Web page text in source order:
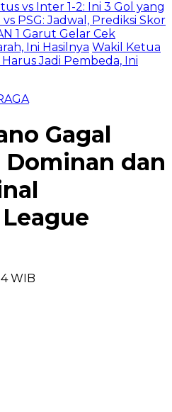
vs Inter 1-2: Ini 3 Gol yang
vs PSG: Jadwal, Prediksi Skor
1 Garut Gelar Cek
Ini Hasilnya Wakil Ketua
Jadi Pembeda, Ini
Gagal
Dominan dan
WIB